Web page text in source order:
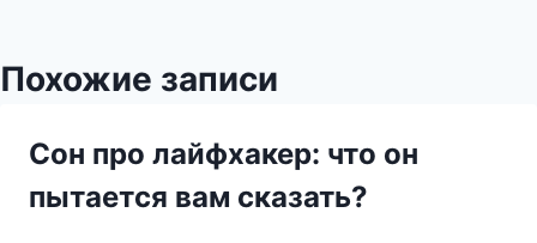
Похожие записи
Сон про лайфхакер: что он
пытается вам сказать?